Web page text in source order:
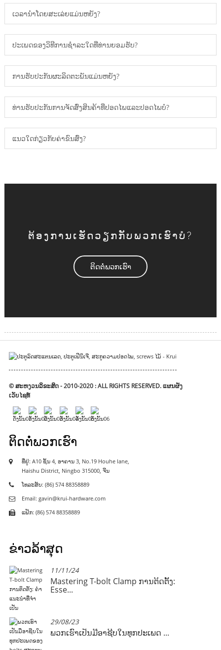
ເວລານໍາໂດຍສະເລ່ຍແມ່ນຫຍັງ?
ປະເພດຂອງວິທີການຊໍາລະໃດທີ່ທ່ານຍອມຮັບ?
ການຮັບປະກັນຜະລິດຕະພັນແມ່ນຫຍັງ?
ທ່ານຮັບປະກັນການຈັດສົ່ງສິນຄ້າທີ່ປອດໄພແລະປອດໄພບໍ?
ແນວໃດກ່ຽວກັບຄ່າຂົນສົ່ງ?
ຕ້ອງການເຮັດວຽກກັບພວກເຮົາບໍ?
ຕິດຕໍ່ພວກເຮົາ
© ສະຫງວນລິຂະສິດ - 2010-2020 : ALL RIGHTS RESERVED. ແຜນຜັງ
ເວັບໄຊທ໌
ຕິດຕໍ່ພວກເຮົາ
ທີ່ຢູ່: A10 ຊັ້ນ 4, ອາຄານ 3, No.19 Houhe lane,
Haishu District, Ningbo 315000, ຈີນ
ໂທລະສັບ: (86) 574 88358889
Email: gavin@krui-hardware.com
ແຟັກ: (86) 574 88358889
ຂ່າວລ້າສຸດ
11/11/24
Mastering T-bolt Clamp ການຕິດຕັ້ງ:
Esse...
29/08/23
ພວກ​ເຮົາ​ເປັນ​ມື​ອາ​ຊີບ​ໃນ​ທຸກ​ປະ​ເພດ ...